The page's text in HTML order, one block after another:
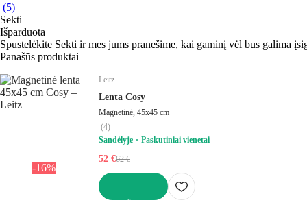
(5)
Sekti
Išparduota
Spustelėkite Sekti ir mes jums pranešime, kai gaminį vėl bus galima
Panašūs produktai
-16%
Leitz
Lenta Cosy
Magnetinė, 45x45 cm
(4)
Sandėlyje
Paskutiniai vienetai
52 €62 €